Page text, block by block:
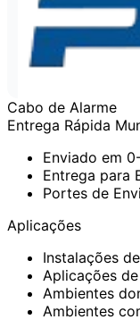
Cabo de Alarme
Entrega Rápida
Enviado em
Entrega para
Portes de
Aplicações
Instalações
Aplicações
Ambientes
Ambientes